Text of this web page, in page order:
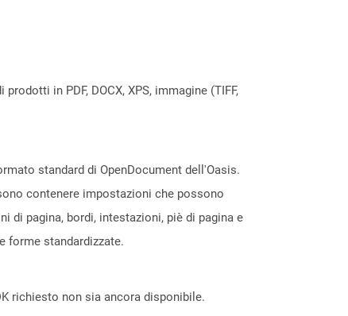
in PDF, DOCX, XPS, immagine (TIFF,
standard di OpenDocument dell'Oasis.
contenere impostazioni che possono
di pagina, bordi, intestazioni, piè di pagina e
forme standardizzate.
richiesto non sia ancora disponibile.